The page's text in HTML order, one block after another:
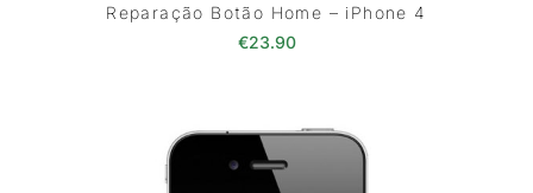
Reparação Botão Home – iPhone 4
€23.90